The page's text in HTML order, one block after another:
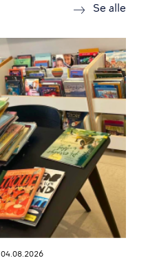
Se alle
04.08.2026